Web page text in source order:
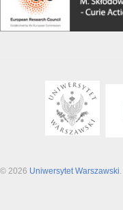
© 2026 Uniwersytet Warszawski